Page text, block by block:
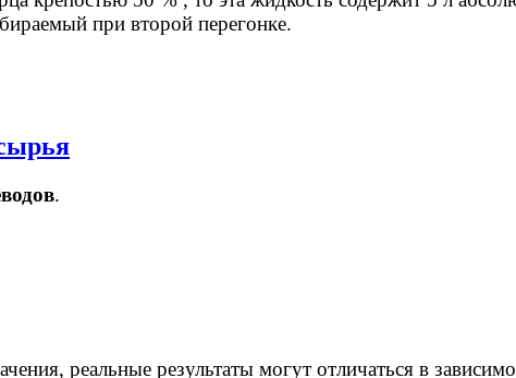
при второй перегонке.
.
реальные результаты могут отличаться в